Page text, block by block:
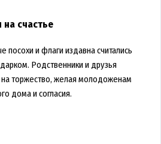
счастье
и флаги издавна считались
Родственники и друзья
торжество, желая молодоженам
дома и согласия.